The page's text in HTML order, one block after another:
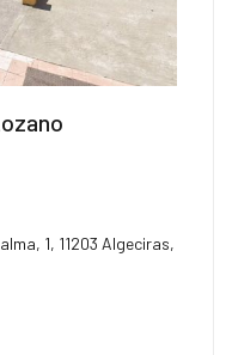
1, 11203 Algeciras,